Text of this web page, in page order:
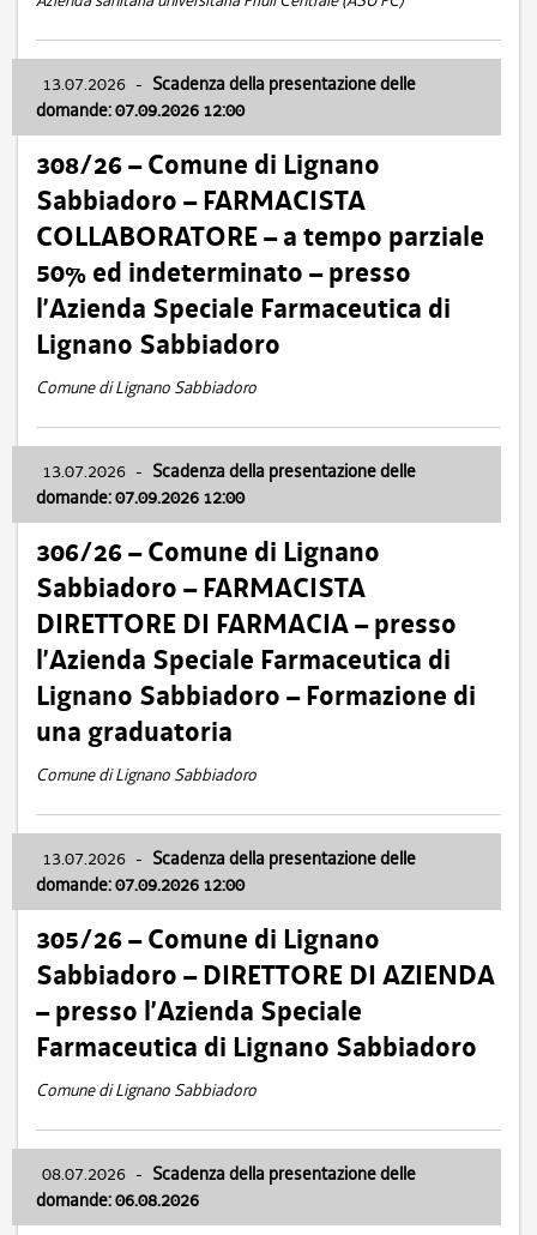
13.07.2026 - Scadenza della presentazione delle
domande: 07.09.2026 12:00
308/26 – Comune di Lignano
Sabbiadoro – FARMACISTA
COLLABORATORE – a tempo parziale
50% ed indeterminato – presso
l’Azienda Speciale Farmaceutica di
Lignano Sabbiadoro
Comune di Lignano Sabbiadoro
13.07.2026 - Scadenza della presentazione delle
domande: 07.09.2026 12:00
306/26 – Comune di Lignano
Sabbiadoro – FARMACISTA
DIRETTORE DI FARMACIA – presso
l’Azienda Speciale Farmaceutica di
Lignano Sabbiadoro – Formazione di
una graduatoria
Comune di Lignano Sabbiadoro
13.07.2026 - Scadenza della presentazione delle
domande: 07.09.2026 12:00
305/26 – Comune di Lignano
Sabbiadoro – DIRETTORE DI AZIENDA
– presso l’Azienda Speciale
Farmaceutica di Lignano Sabbiadoro
Comune di Lignano Sabbiadoro
08.07.2026 - Scadenza della presentazione delle
domande: 06.08.2026